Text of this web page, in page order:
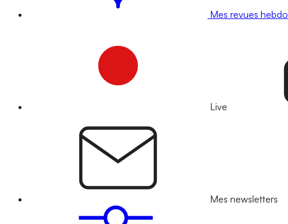
Mes revues hebdo
Live
Mes newsletters